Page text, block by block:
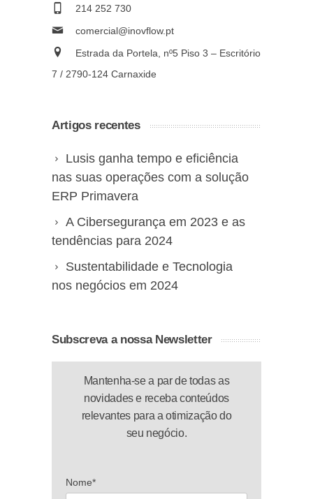
214 252 730
comercial@inovflow.pt
Estrada da Portela, nº5 Piso 3 – Escritório
7 / 2790-124 Carnaxide
Artigos recentes
Lusis ganha tempo e eficiência
nas suas operações com a solução
ERP Primavera
A Cibersegurança em 2023 e as
tendências para 2024
Sustentabilidade e Tecnologia
nos negócios em 2024
Subscreva a nossa Newsletter
Mantenha-se a par de todas as
novidades e receba conteúdos
relevantes para a otimização do
seu negócio.
Nome*